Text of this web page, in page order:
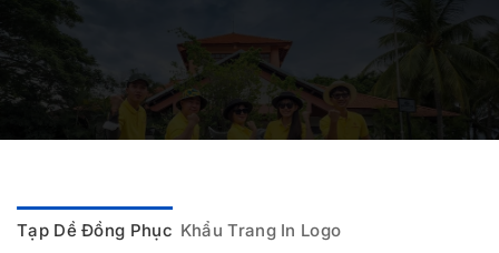
Tạp Dề Đồng Phục Khẩu Trang In Logo